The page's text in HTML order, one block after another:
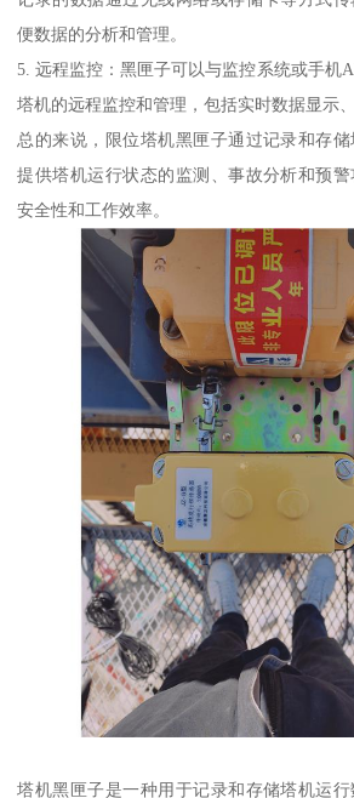
便数据的分析和管理。
5. 远程监控：黑匣子可以与监控系统或手机
塔机的远程监控和管理，包括实时数据显示
总的来说，限位塔机黑匣子通过记录和存
提供塔机运行状态的监测、事故分析和预
安全性和工作效率。
塔机黑匣子是一种用于记录和存储塔机运